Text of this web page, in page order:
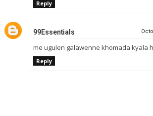
Reply
99Essentials
me ugulen galawenne khomada kyala
Reply